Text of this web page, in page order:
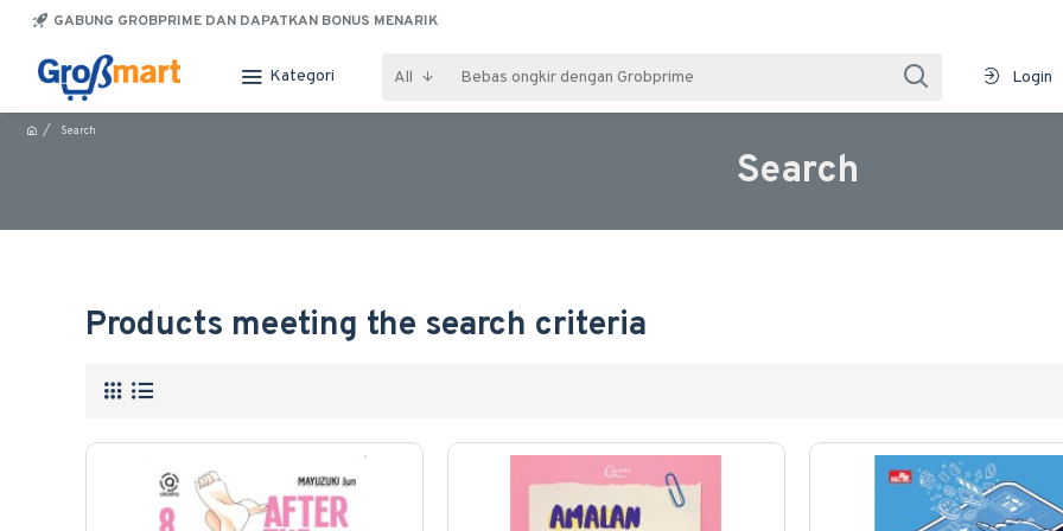
GABUNG GROBPRIME DAN DAPATKAN BONUS MENARIK
Kategori All Login
Search
Search
Products meeting the search criteria